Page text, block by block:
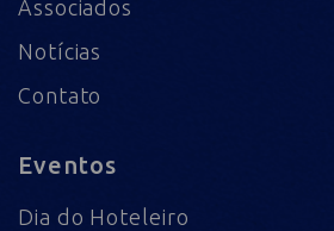
Associados
Notícias
Contato
Eventos
Dia do Hoteleiro